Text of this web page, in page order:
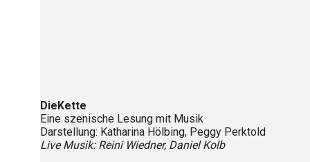
DieKette
Eine szenische Lesung mit Musik
Darstellung: Katharina Hölbing, Peggy Perktold
Live Musik: Reini Wiedner, Daniel Kolb